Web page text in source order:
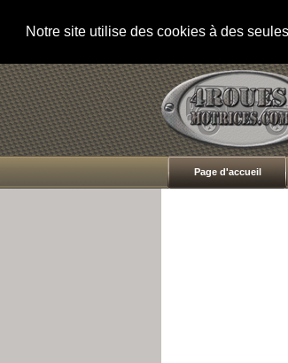
Notre site utilise des cookies à des
Page d'accueil